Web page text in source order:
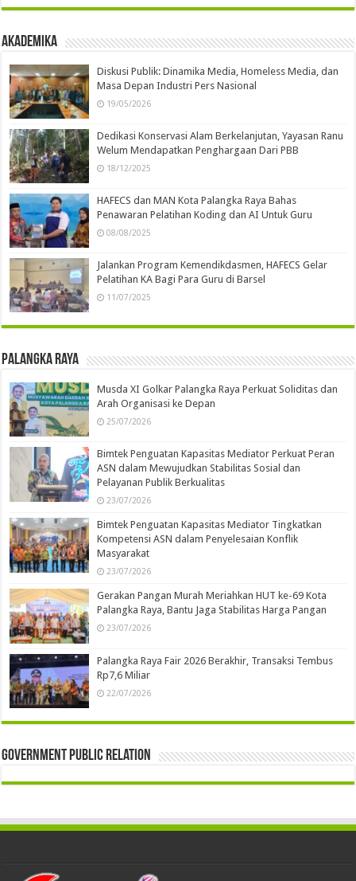
Akademika
Diskusi Publik: Dinamika Media, Homeless Media, dan
Masa Depan Industri Pers Nasional
19/05/2026
Dedikasi Konservasi Alam Berkelanjutan, Yayasan Ranu
Welum Mendapatkan Penghargaan Dari PBB
18/12/2025
HAFECS dan MAN Kota Palangka Raya Bahas
Penawaran Pelatihan Koding dan AI Untuk Guru
08/08/2025
Jalankan Program Kemendikdasmen, HAFECS Gelar
Pelatihan KA Bagi Para Guru di Barsel
11/07/2025
Palangka Raya
Musda XI Golkar Palangka Raya Perkuat Soliditas dan
Arah Organisasi ke Depan
25/07/2026
Bimtek Penguatan Kapasitas Mediator Perkuat Peran
ASN dalam Mewujudkan Stabilitas Sosial dan
Pelayanan Publik Berkualitas
23/07/2026
Bimtek Penguatan Kapasitas Mediator Tingkatkan
Kompetensi ASN dalam Penyelesaian Konflik
Masyarakat
23/07/2026
Gerakan Pangan Murah Meriahkan HUT ke-69 Kota
Palangka Raya, Bantu Jaga Stabilitas Harga Pangan
23/07/2026
Palangka Raya Fair 2026 Berakhir, Transaksi Tembus
Rp7,6 Miliar
22/07/2026
Government Public Relation